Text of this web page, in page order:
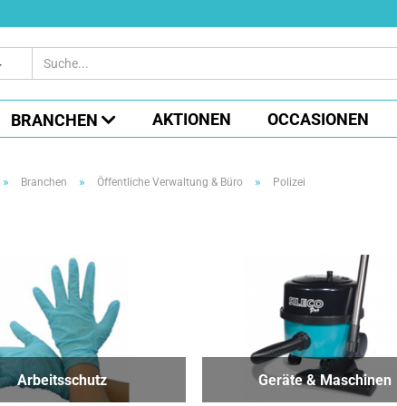
BRANCHEN AKTIONEN OCCASIONEN
» Branchen » Öffentliche Verwaltung & Büro » Polizei
Arbeitsschutz Geräte & Maschinen